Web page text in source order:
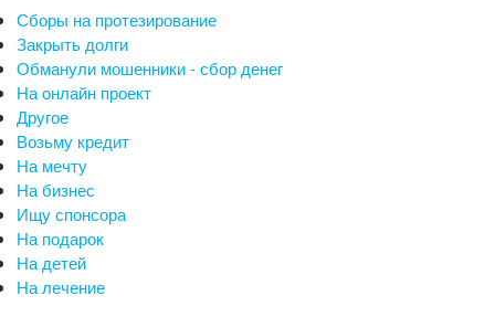
Сборы на протезирование
Закрыть долги
Обманули мошенники - сбор денег
На онлайн проект
Другое
Возьму кредит
На мечту
На бизнес
Ищу спонсора
На подарок
На детей
На лечение